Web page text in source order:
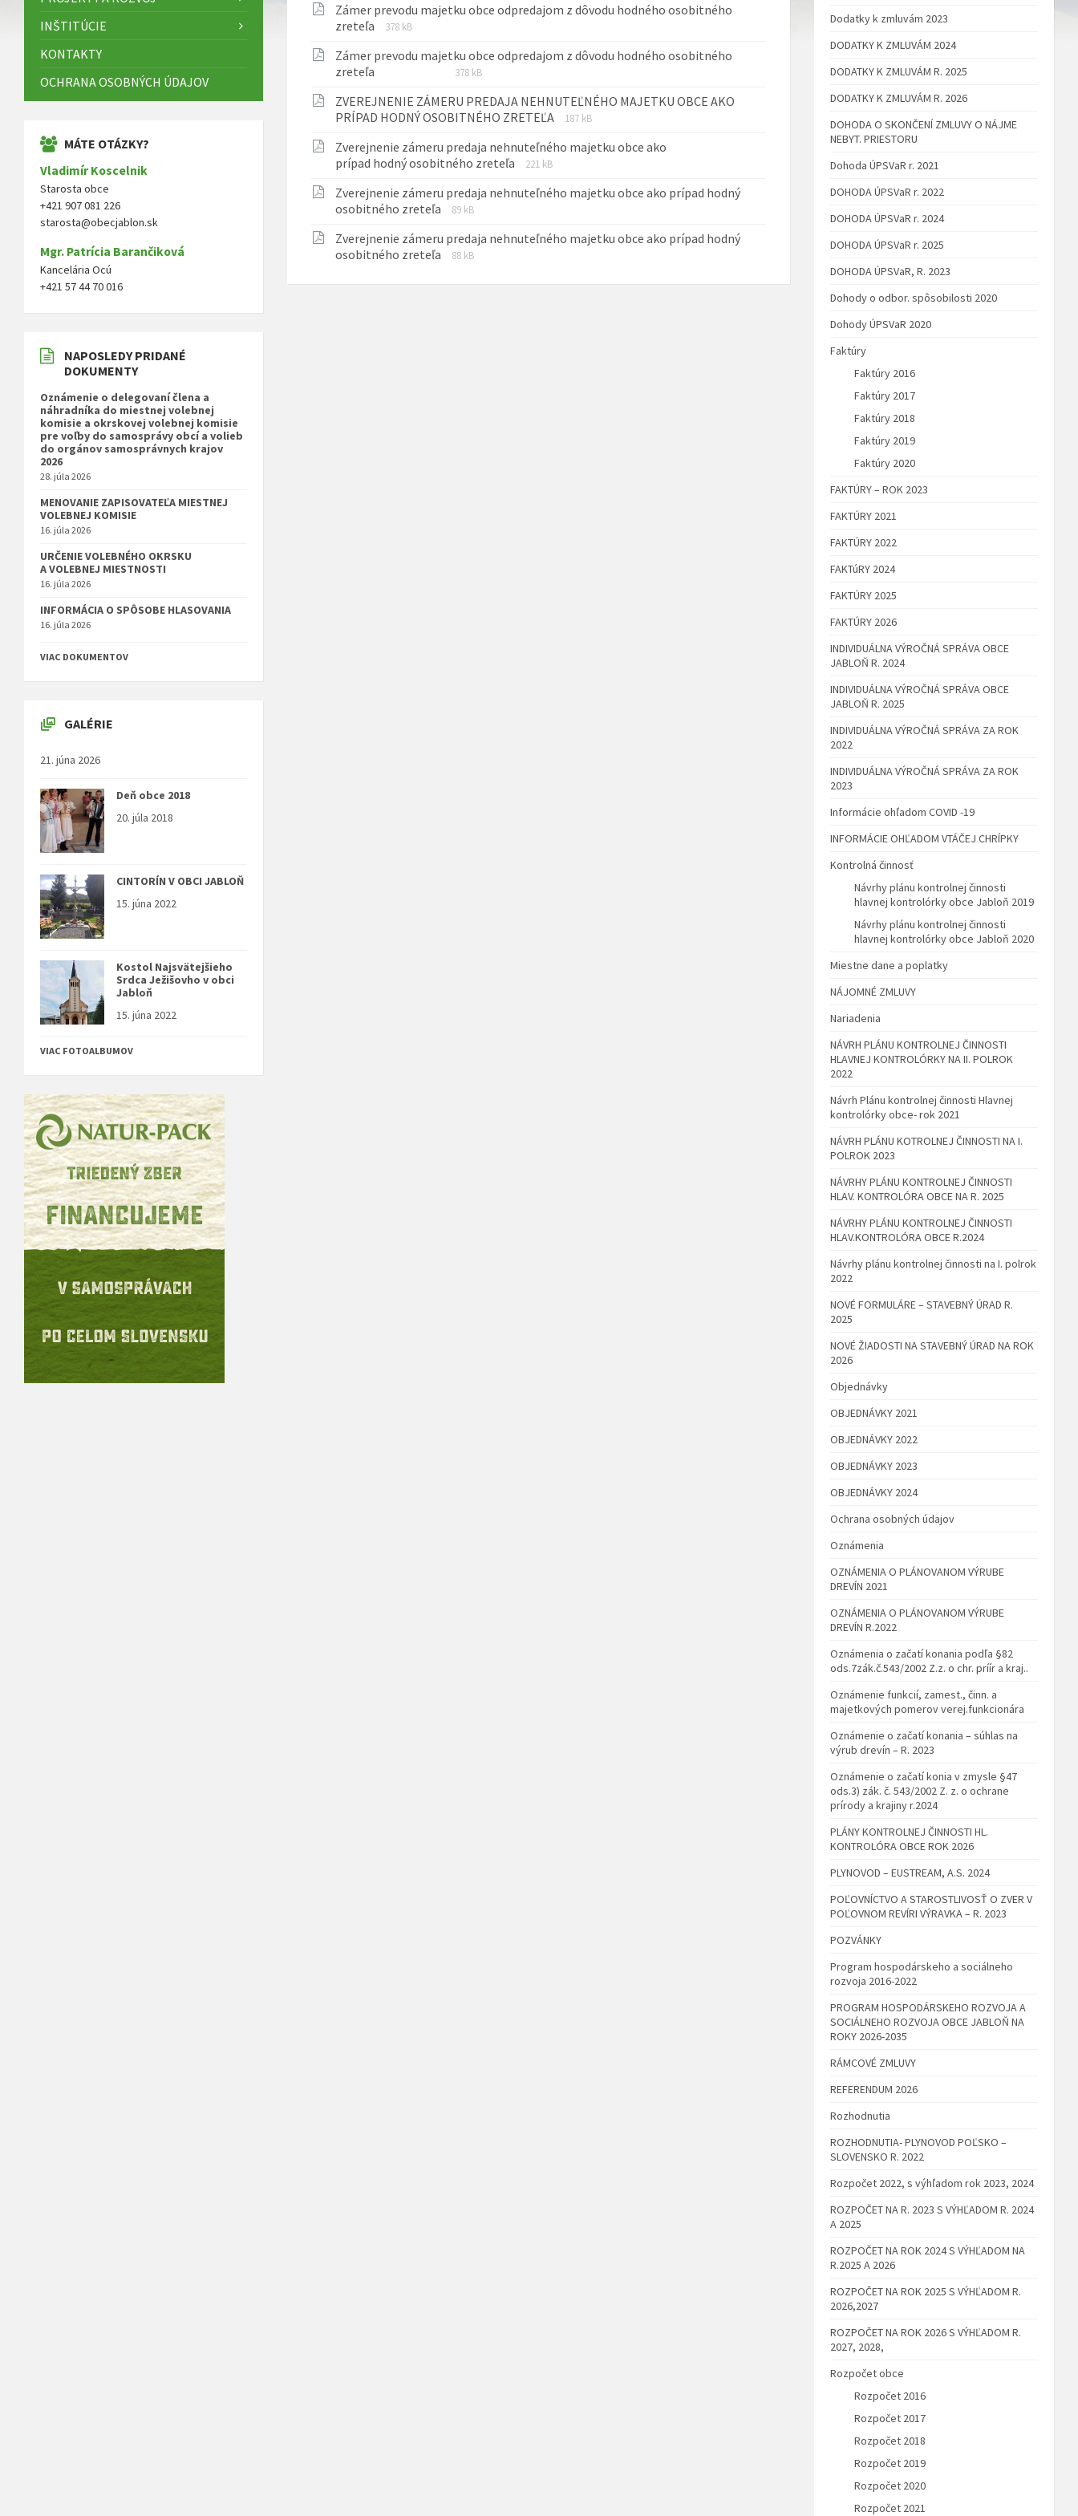
Zámer prevodu majetku obce odpredajom z dôvodu hodného osobitného
zreteľa
Prípona
pdf
Veľkosť
378 kB
Zámer prevodu majetku obce odpredajom z dôvodu hodného osobitného
zreteľa
Prípona
pdf
Veľkosť
378 kB
ZVEREJNENIE ZÁMERU PREDAJA NEHNUTEĽNÉHO MAJETKU OBCE AKO
PRÍPAD HODNÝ OSOBITNÉHO ZRETEĽA
Prípona
pdf
Veľkosť
187 kB
Zverejnenie zámeru predaja nehnuteľného majetku obce ako
prípad hodný osobitného zreteľa
Prípona
pdf
Veľkosť
221 kB
Zverejnenie zámeru predaja nehnuteľného majetku obce ako prípad hodný
osobitného zreteľa
Prípona
pdf
Veľkosť
89 kB
Zverejnenie zámeru predaja nehnuteľného majetku obce ako prípad hodný
osobitného zreteľa
Prípona
pdf
Veľkosť
88 kB
INŠTITÚCIE
KONTAKTY
OCHRANA OSOBNÝCH ÚDAJOV
MÁTE OTÁZKY?
Vladimír Koscelnik
Starosta obce
+421 907 081 226
starosta@obecjablon.sk
Mgr. Patrícia Barančiková
Kancelária Ocú
+421 57 44 70 016
NAPOSLEDY PRIDANÉ
DOKUMENTY
Oznámenie o delegovaní člena a
náhradníka do miestnej volebnej
komisie a okrskovej volebnej komisie
pre voľby do samosprávy obcí a volieb
do orgánov samosprávnych krajov
2026
28. júla 2026
MENOVANIE ZAPISOVATEĽA MIESTNEJ
VOLEBNEJ KOMISIE
16. júla 2026
URČENIE VOLEBNÉHO OKRSKU
A VOLEBNEJ MIESTNOSTI
16. júla 2026
INFORMÁCIA O SPÔSOBE HLASOVANIA
16. júla 2026
VIAC DOKUMENTOV
GALÉRIE
21. júna 2026
Deň obce 2018
20. júla 2018
CINTORÍN V OBCI JABLOŇ
15. júna 2022
Kostol Najsvätejšieho
Srdca Ježišovho v obci
Jabloň
15. júna 2022
VIAC FOTOALBUMOV
Dodatky k zmluvám 2023
DODATKY K ZMLUVÁM 2024
DODATKY K ZMLUVÁM R. 2025
DODATKY K ZMLUVÁM R. 2026
DOHODA O SKONČENÍ ZMLUVY O NÁJME
NEBYT. PRIESTORU
Dohoda ÚPSVaR r. 2021
DOHODA ÚPSVaR r. 2022
DOHODA ÚPSVaR r. 2024
DOHODA ÚPSVaR r. 2025
DOHODA ÚPSVaR, R. 2023
Dohody o odbor. spôsobilosti 2020
Dohody ÚPSVaR 2020
Faktúry
Faktúry 2016
Faktúry 2017
Faktúry 2018
Faktúry 2019
Faktúry 2020
FAKTÚRY – ROK 2023
FAKTÚRY 2021
FAKTÚRY 2022
FAKTúRY 2024
FAKTÚRY 2025
FAKTÚRY 2026
INDIVIDUÁLNA VÝROČNÁ SPRÁVA OBCE
JABLOŇ R. 2024
INDIVIDUÁLNA VÝROČNÁ SPRÁVA OBCE
JABLOŇ R. 2025
INDIVIDUÁLNA VÝROČNÁ SPRÁVA ZA ROK
2022
INDIVIDUÁLNA VÝROČNÁ SPRÁVA ZA ROK
2023
Informácie ohľadom COVID -19
INFORMÁCIE OHĽADOM VTÁČEJ CHRÍPKY
Kontrolná činnosť
Návrhy plánu kontrolnej činnosti
hlavnej kontrolórky obce Jabloň 2019
Návrhy plánu kontrolnej činnosti
hlavnej kontrolórky obce Jabloň 2020
Miestne dane a poplatky
NÁJOMNÉ ZMLUVY
Nariadenia
NÁVRH PLÁNU KONTROLNEJ ČINNOSTI
HLAVNEJ KONTROLÓRKY NA II. POLROK
2022
Návrh Plánu kontrolnej činnosti Hlavnej
kontrolórky obce- rok 2021
NÁVRH PLÁNU KOTROLNEJ ČINNOSTI NA I.
POLROK 2023
NÁVRHY PLÁNU KONTROLNEJ ČINNOSTI
HLAV. KONTROLÓRA OBCE NA R. 2025
NÁVRHY PLÁNU KONTROLNEJ ČINNOSTI
HLAV.KONTROLÓRA OBCE R.2024
Návrhy plánu kontrolnej činnosti na I. polrok
2022
NOVÉ FORMULÁRE – STAVEBNÝ ÚRAD R.
2025
NOVÉ ŽIADOSTI NA STAVEBNÝ ÚRAD NA ROK
2026
Objednávky
OBJEDNÁVKY 2021
OBJEDNÁVKY 2022
OBJEDNÁVKY 2023
OBJEDNÁVKY 2024
Ochrana osobných údajov
Oznámenia
OZNÁMENIA O PLÁNOVANOM VÝRUBE
DREVÍN 2021
OZNÁMENIA O PLÁNOVANOM VÝRUBE
DREVÍN R.2022
Oznámenia o začatí konania podľa §82
ods.7zák.č.543/2002 Z.z. o chr. príír a kraj..
Oznámenie funkcií, zamest., činn. a
majetkových pomerov verej.funkcionára
Oznámenie o začatí konania – súhlas na
výrub drevín – R. 2023
Oznámenie o začatí konia v zmysle §47
ods.3) zák. č. 543/2002 Z. z. o ochrane
prírody a krajiny r.2024
PLÁNY KONTROLNEJ ČINNOSTI HL.
KONTROLÓRA OBCE ROK 2026
PLYNOVOD – EUSTREAM, A.S. 2024
POĽOVNÍCTVO A STAROSTLIVOSŤ O ZVER V
POĽOVNOM REVÍRI VÝRAVKA – R. 2023
POZVÁNKY
Program hospodárskeho a sociálneho
rozvoja 2016-2022
PROGRAM HOSPODÁRSKEHO ROZVOJA A
SOCIÁLNEHO ROZVOJA OBCE JABLOŇ NA
ROKY 2026-2035
RÁMCOVÉ ZMLUVY
REFERENDUM 2026
Rozhodnutia
ROZHODNUTIA- PLYNOVOD POĽSKO –
SLOVENSKO R. 2022
Rozpočet 2022, s výhľadom rok 2023, 2024
ROZPOČET NA R. 2023 S VÝHĽADOM R. 2024
A 2025
ROZPOČET NA ROK 2024 S VÝHĽADOM NA
R.2025 A 2026
ROZPOČET NA ROK 2025 S VÝHĽADOM R.
2026,2027
ROZPOČET NA ROK 2026 S VÝHĽADOM R.
2027, 2028,
Rozpočet obce
Rozpočet 2016
Rozpočet 2017
Rozpočet 2018
Rozpočet 2019
Rozpočet 2020
Rozpočet 2021